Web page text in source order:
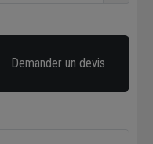
Demander un devis